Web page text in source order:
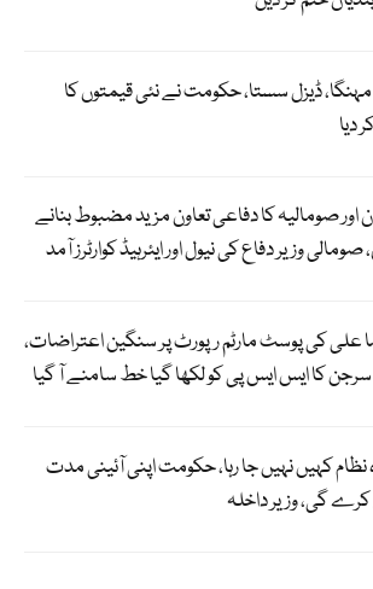
مہنگا، ڈیزل سستا، حکومت نے نئی قیمتوں کا
دیا
اور صومالیہ کا دفاعی تعاون مزید مضبوط بنانے
صومالی وزیر دفاع کی نیول اور ایئرہیڈ کوارٹرز آمد
علی کی پوسٹ مارٹم رپورٹ پر سنگین اعتراضات،
کا ایس ایس پی کو لکھا گیا خط سامنے آ گیا
نظام کہیں نہیں جا رہا، حکومت اپنی آئینی مدت
گی، وزیر داخلہ